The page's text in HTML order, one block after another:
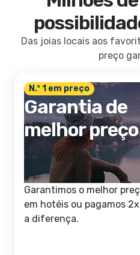
Das joias locais aos
preço
N.º 1 em preço
Garantia de
melhor preço
Garantimos o melhor
em hotéis ou pagamos 2x
a diferença.